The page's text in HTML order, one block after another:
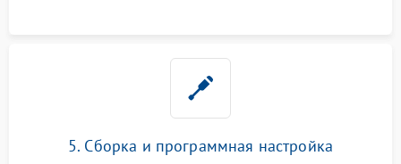
5. Сборка и программная настройка